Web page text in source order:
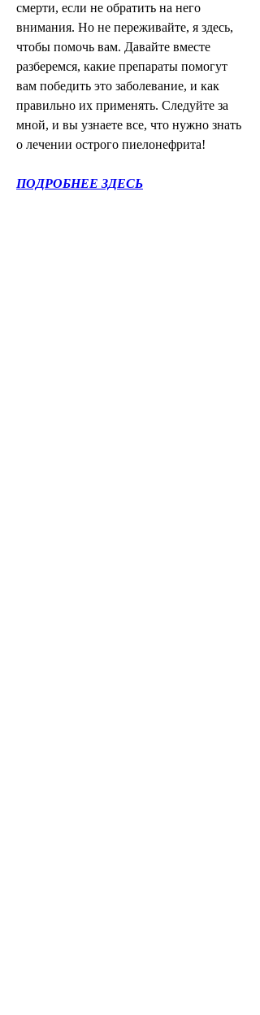
смерти, если не обратить на него
внимания. Но не переживайте, я здесь,
чтобы помочь вам. Давайте вместе
разберемся, какие препараты помогут
вам победить это заболевание, и как
правильно их применять. Следуйте за
мной, и вы узнаете все, что нужно знать
о лечении острого пиелонефрита!
ПОДРОБНЕЕ ЗДЕСЬ